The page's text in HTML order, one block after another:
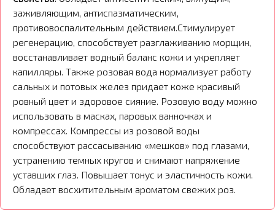
заживляющим, антиспазматическим,
противовоспалительным действием.Стимулирует
регенерацию, способствует разглаживанию морщин,
восстанавливает водный баланс кожи и укрепляет
капилляры. Также розовая вода нормализует работу
сальных и потовых желез придает коже красивый
ровный цвет и здоровое сияние. Розовую воду можно
использовать в масках, паровых ванночках и
компрессах. Компрессы из розовой воды
способствуют рассасыванию «мешков» под глазами,
устранению темных кругов и снимают напряжение
уставших глаз. Повышает тонус и эластичность кожи.
Обладает восхитительным ароматом свежих роз.